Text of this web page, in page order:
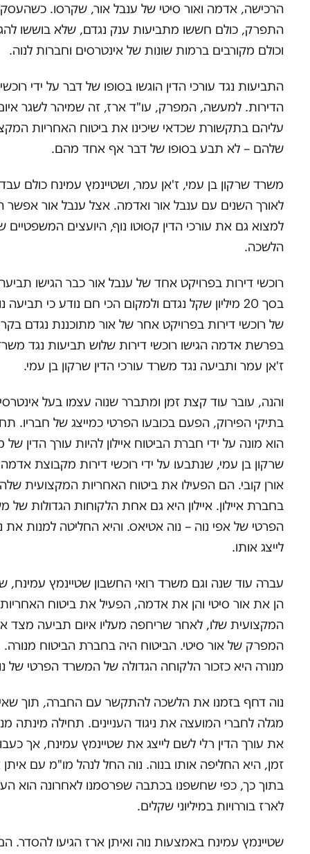
הרכישה, אדמה ואור סיטי של ענבל אור, שקרסו. כשהעסק
התפרק, כולם חששו מתביעות ענק נגדם, שלא בוששו
וכולם מקורבים ברמות שונות של אינטרסים וחברות לנוה.
התביעות נגד עורכי הדין הוגשו בסופו של דבר על ידי רוכשי
הדירות. למעשה, המפרק, עו"ד ארז, זה שמיהר לשגר
עליהם בתקשורת שכדאי שיכינו את ביטוח האחריות
שלהם – לא תבע בסופו של דבר אף אחד מהם.
משרד שרקון בן עמי, ז'אן עמר, ושטיינמץ עמינח כולם
לאורך השנים עם ענבל אור ואדמה. אצל ענבל אור אפשר
למצוא גם את עורכי הדין קסוטו נוף, היועצים המשפטיים
הלשכה.
רוכשי דירות בפרויקט אחד של ענבל אור כבר הגישו
בסך 20 מיליון שקל נגדם ולמקום הכי חם נודע כי
של רוכשי דירות בפרויקט אחר של אור מתוכננת נגדם
בפרשת אדמה הגישו רוכשי דירות שלוש תביעות נגד
ז'אן עמר ותביעה נגד משרד עורכי הדין שרקון בן עמי.
והנה, עובר עוד קצת זמן ומתברר שנוה עצמו בעל
בתיקי הפירוק, הפעם בכובעו הפרטי כמייצג של חבריו.
הוא מונה על ידי חברת הביטוח איילון להיות עורך הדין
שרקון בן עמי, שנתבעו על ידי רוכשי דירות מקבוצת
אורן קובי. הם הפעילו את ביטוח האחריות המקצועית
בחברת איילון. איילון היא גם אחת הלקוחות הגדולות של
הפרטי של אפי נוה – נוה אטיאס. והיא החליטה למנות את
לייצג אותו.
עברה עוד שנה וגם משרד רואי החשבון שטיינמץ עמינח,
הן את אור סיטי והן את אדמה, הפעיל את ביטוח האחריות
המקצועית שלו, לאחר שריחפה מעליו איום תביעה מצד
המפרק של אור סיטי. הביטוח היה בחברת הביטוח מנורה.
מנורה היא כזכור הלקוחה הגדולה של המשרד הפרטי של
נוה דחף בזמנו את הלשכה להתקשר עם החברה, תוך
מגלה לחברי המועצה את ניגוד העניינים. תחילה מינתה
את עורך הדין רלי לשם לייצג את שטיינמץ עמינח, אך
זמן, היא החליפה אותו בנוה. נוה החל לנהל מו"מ עם איתן
בתוך כך, כפי שחשפנו בכתבה שפרסמנו לאחרונה הוא
לארז בוררויות במיליוני שקלים.
שטיינמץ עמינח באמצעות נוה ואיתן ארז הגיעו להסדר.